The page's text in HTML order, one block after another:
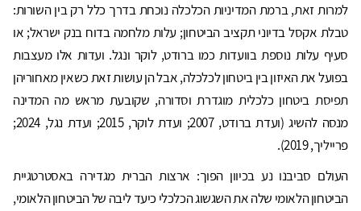
למרות זאת, ברמת המדיניות הכלכלה נוכחת בדרך כלל רק בין השורות:
טבלת אקסל בדיוני תקציב הביטחון; עלות מלחמה בדוח בנק ישראל; או
סעיף עלות נוספת בוועדות כמו ברודט, לוקר ונגל. ועדות אלו מעצבות
בפועל את האיזון בין ביטחון לכלכלה, אבל הן עושות זאת כשאין מאחוריהן
תפיסת ביטחון כלכלית מוגדרת וסדורה, שקובעת מראש מה המדינה
מנסה להשיג (ועדת ברודט, 2007; ועדת לוקר, 2015; ועדת נגל, 2024;
פרייליך, 2019).
העולם סביבנו נע בכיוון הפוך: ארצות הברית מגדירה באסטרטגיית
הביטחון הלאומי שלה את השגשוג הכלכלי כיעד ליבה של הביטחון הלאומי,